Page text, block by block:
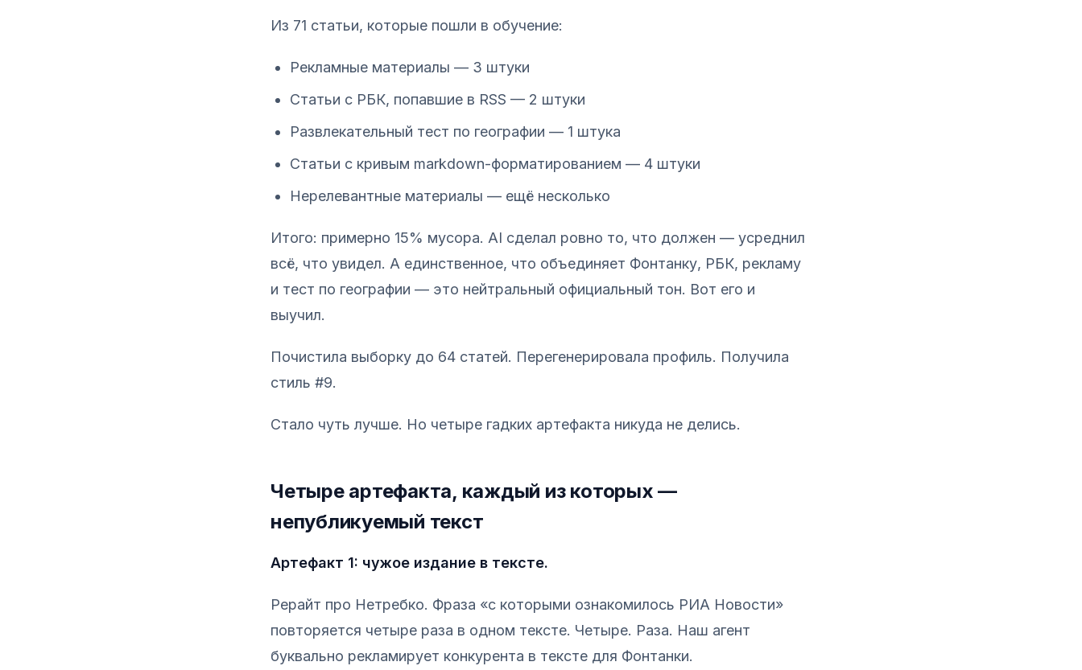
Из 71 статьи, которые пошли в обучение:
Рекламные материалы — 3 штуки
Статьи с РБК, попавшие в RSS — 2 штуки
Развлекательный тест по географии — 1 штука
Статьи с кривым markdown-форматированием — 4 штуки
Нерелевантные материалы — ещё несколько
Итого: примерно 15% мусора. AI сделал ровно то, что должен — усреднил
всё, что увидел. А единственное, что объединяет Фонтанку, РБК, рекламу
и тест по географии — это нейтральный официальный тон. Вот его и
выучил.
Почистила выборку до 64 статей. Перегенерировала профиль. Получила
стиль #9.
Стало чуть лучше. Но четыре гадких артефакта никуда не делись.
Четыре артефакта, каждый из которых —
непубликуемый текст
Артефакт 1: чужое издание в тексте.
Рерайт про Нетребко. Фраза «с которыми ознакомилось РИА Новости»
повторяется четыре раза в одном тексте. Четыре. Раза. Наш агент
буквально рекламирует конкурента в тексте для Фонтанки.